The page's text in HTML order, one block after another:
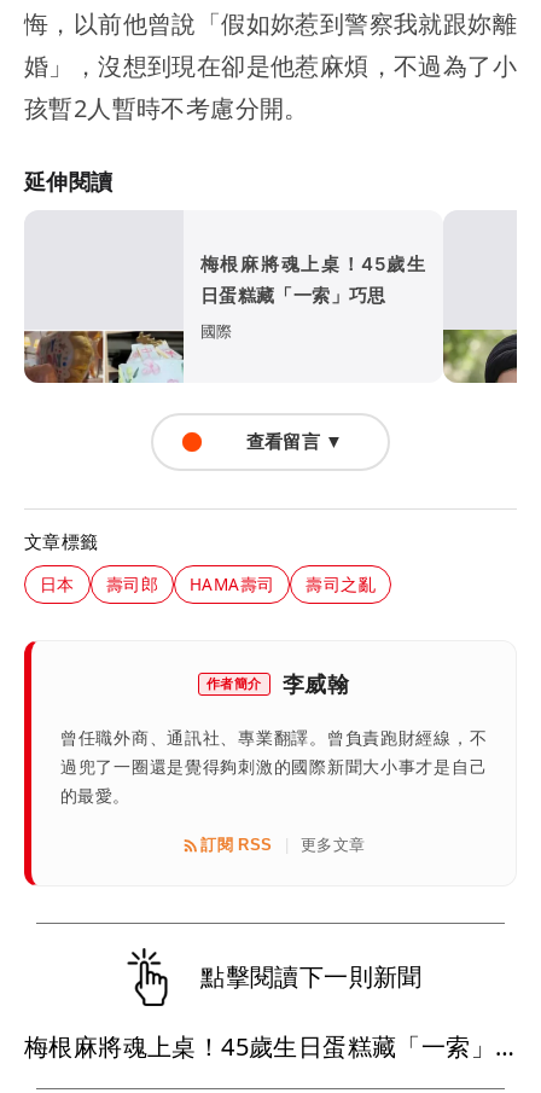
悔，以前他曾說「假如妳惹到警察我就跟妳離
婚」，沒想到現在卻是他惹麻煩，不過為了小
孩暫2人暫時不考慮分開。
延伸閱讀
梅根麻將魂上桌！45歲生
日蛋糕藏「一索」巧思
國際
查看留言 ▼
文章標籤
日本 壽司郎 HAMA壽司 壽司之亂
作者簡介 李威翰
曾任職外商、通訊社、專業翻譯。曾負責跑財經線，不
過兜了一圈還是覺得夠刺激的國際新聞大小事才是自己
的最愛。
訂閱 RSS 更多文章
點擊閱讀下一則新聞
梅根麻將魂上桌！45歲生日蛋糕藏「一索」巧思